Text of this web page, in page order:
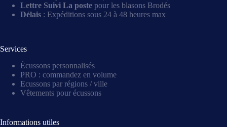
Lettre Suivi La poste pour les blasons Brodés
Délais : Expéditions sous 24 à 48 heures max
Services
Écussons personnalisés
PRO : commandez en volume
Ecussons par régions / ville
Vêtements pour écussons
Informations utiles